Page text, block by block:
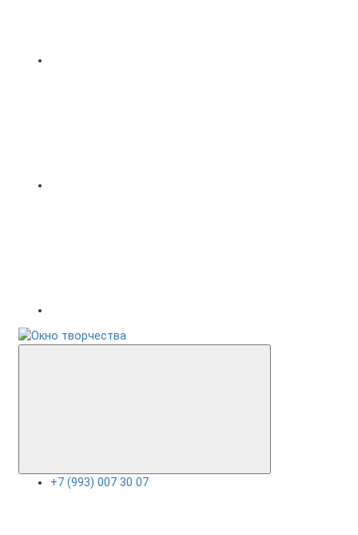
+7 (993) 007 30 07